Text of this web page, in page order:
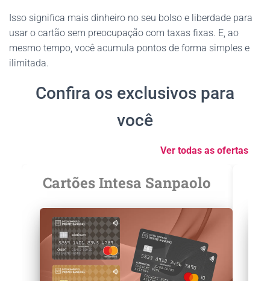
Isso significa mais dinheiro no seu bolso e liberdade para
usar o cartão sem preocupação com taxas fixas. E, ao
mesmo tempo, você acumula pontos de forma simples e
ilimitada.
Confira os exclusivos para
você
Ver todas as ofertas
Cartões Intesa Sanpaolo